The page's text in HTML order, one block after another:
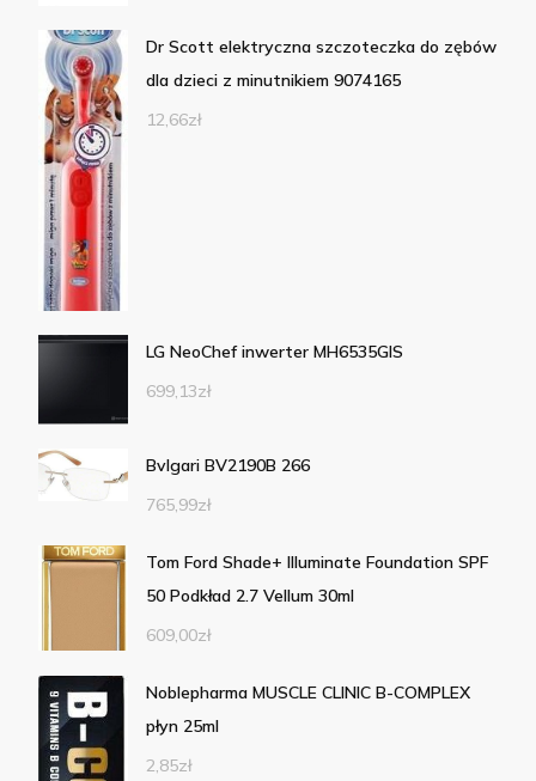
Dr Scott elektryczna szczoteczka do zębów
dla dzieci z minutnikiem 9074165
12,66zł
LG NeoChef inwerter MH6535GIS
699,13zł
Bvlgari BV2190B 266
765,99zł
Tom Ford Shade+ Illuminate Foundation SPF
50 Podkład 2.7 Vellum 30ml
609,00zł
Noblepharma MUSCLE CLINIC B-COMPLEX
płyn 25ml
2,85zł